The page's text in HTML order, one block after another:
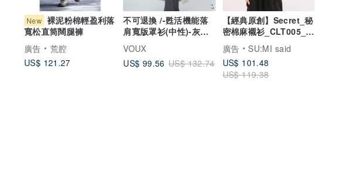
New 裸泥粉棉輕盈利落
寬松直筒闊腿褲
廣告
荒腔
US$ 121.27
不可退換 /-甦活機能落
肩寬版罩衫(中性)-灰毛
VOUX
US$ 99.56 US$ 132.74
【經典原創】Secret_秘
密棉麻襯衫_CLT005_米
灰
廣告
SU:MI said
US$ 101.48
US$ 119.38